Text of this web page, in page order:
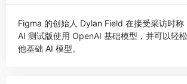
Figma 的创始人 Dylan Field 在接受采访时
AI 测试版使用 OpenAI 基础模型，并可以轻
他基础 AI 模型。